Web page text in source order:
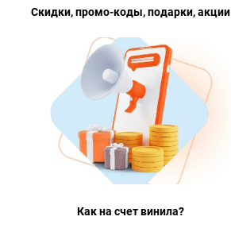
Скидки, промо-коды, подарки, акции
Как на счет винила?